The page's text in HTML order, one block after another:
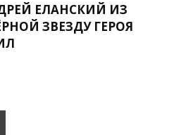
ЕЛАНСКИЙ ИЗ
ЗВЕЗДУ ГЕРОЯ